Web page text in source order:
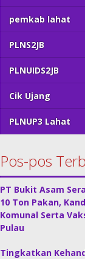
pemkab lahat
PLNS2JB
PLNUIDS2JB
Cik Ujang
PLNUP3 Lahat
Pos-pos
PT Bukit Asam
10 Ton Pakan,
Komunal Serta
Pulau
Tingkatkan